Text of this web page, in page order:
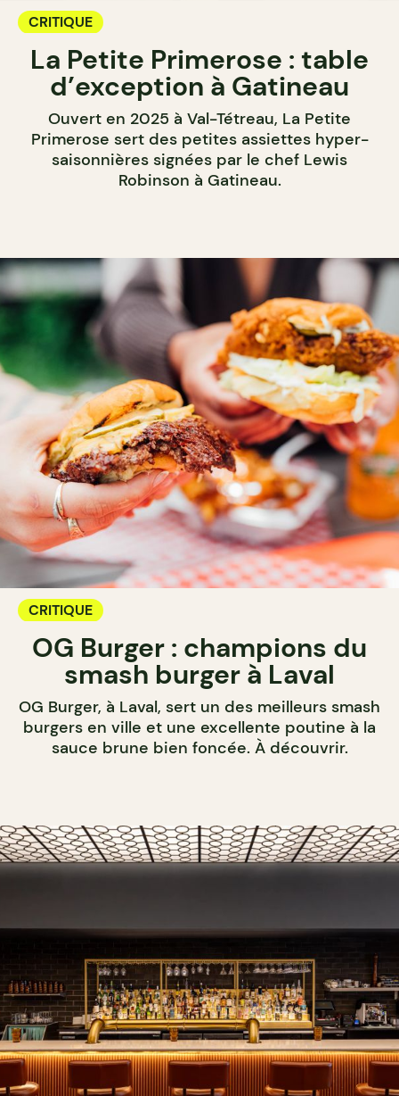
CRITIQUE
La Petite Primerose : table
d’exception à Gatineau
Ouvert en 2025 à Val-Tétreau, La Petite
Primerose sert des petites assiettes hyper-
saisonnières signées par le chef Lewis
Robinson à Gatineau.
CRITIQUE
OG Burger : champions du
smash burger à Laval
OG Burger, à Laval, sert un des meilleurs smash
burgers en ville et une excellente poutine à la
sauce brune bien foncée. À découvrir.